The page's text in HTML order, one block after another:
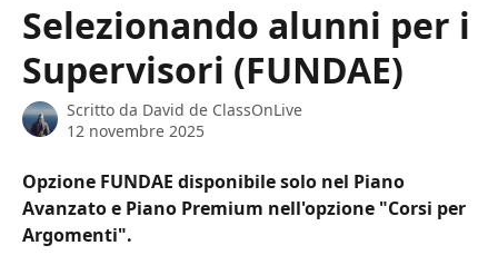
Selezionando alunni per i
Supervisori (FUNDAE)
Scritto da David de ClassOnLive
12 novembre 2025
Opzione FUNDAE disponibile solo nel Piano
Avanzato e Piano Premium nell'opzione "Corsi per
Argomenti".